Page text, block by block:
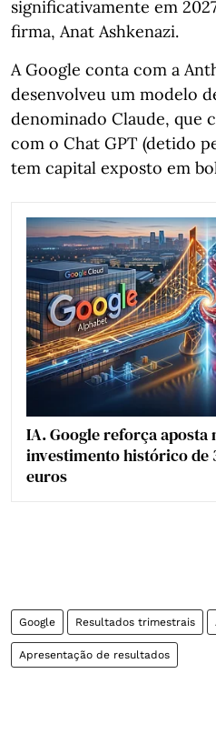
significativamente em
firma, Anat Ashkenazi.
A Google conta com a
desenvolveu um modelo
denominado Claude, que
com o Chat GPT (detido
tem capital exposto em
IA. Google reforça
investimento histórico de
euros
Google Resultados trimestrais
Apresentação de resultados